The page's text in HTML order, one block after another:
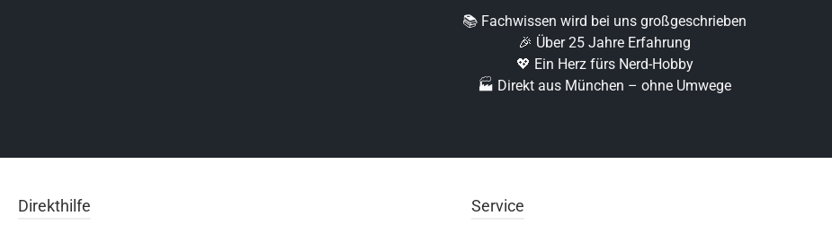
📚 Fachwissen wird bei uns großgeschrieben
🎉 Über 25 Jahre Erfahrung
💖 Ein Herz fürs Nerd-Hobby
🏭 Direkt aus München – ohne Umwege
Direkthilfe Service